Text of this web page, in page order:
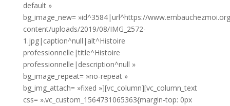
default »
bg_image_new= »id^3584|url^https://
content/uploads/2019/08/IMG_2572-
1.jpg|caption^null|alt^Histoire
professionnelle|title^Histoire
professionnelle|description^null »
bg_image_repeat= »no-repeat »
bg_img_attach= »fixed »][vc_column][vc_column_text
css= ».vc_custom_1564731065363{margin-top: 0px